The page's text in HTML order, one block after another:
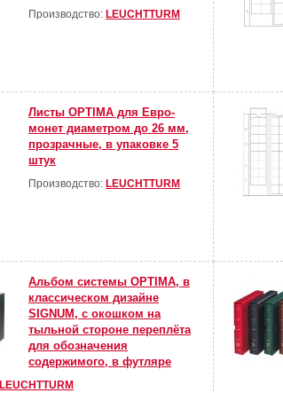
Производство: LEUCHTTURM
Листы OPTIMA для Евро-
монет диаметром до 26 мм,
прозрачные, в упаковке 5
штук
Производство: LEUCHTTURM
Альбом системы OPTIMA, в
классическом дизайне
SIGNUM, с окошком на
тыльной стороне переплёта
для обозначения
содержимого, в футляре
LEUCHTTURM